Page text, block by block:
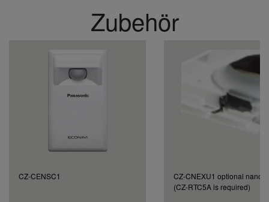
Zubehör
CZ-CENSC1
CZ-CNEXU1 optional
(CZ-RTC5A is required)